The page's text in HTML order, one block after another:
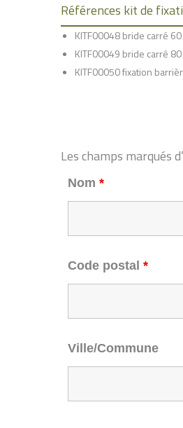
Références kit de
KITF00048 bride carré
KITF00049 bride carré
KITF00050 fixation
Les champs marqués
Nom *
Code postal *
Ville/Commune